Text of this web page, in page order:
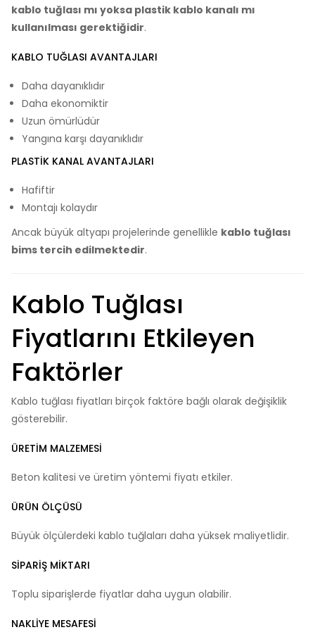
kablo tuğlası mı yoksa plastik kablo kanalı mı
kullanılması gerektiğidir.
KABLO TUĞLASI AVANTAJLARI
Daha dayanıklıdır
Daha ekonomiktir
Uzun ömürlüdür
Yangına karşı dayanıklıdır
PLASTIK KANAL AVANTAJLARI
Hafiftir
Montajı kolaydır
Ancak büyük altyapı projelerinde genellikle kablo tuğlası
bims tercih edilmektedir.
Kablo Tuğlası
Fiyatlarını Etkileyen
Faktörler
Kablo tuğlası fiyatları birçok faktöre bağlı olarak değişiklik
gösterebilir.
ÜRETIM MALZEMESI
Beton kalitesi ve üretim yöntemi fiyatı etkiler.
ÜRÜN ÖLÇÜSÜ
Büyük ölçülerdeki kablo tuğlaları daha yüksek maliyetlidir.
SIPARIŞ MIKTARI
Toplu siparişlerde fiyatlar daha uygun olabilir.
NAKLIYE MESAFESI